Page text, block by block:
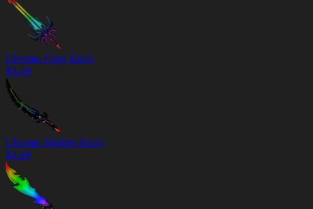
Chroma Fang Knife
$3.49
Chroma Slasher Knife
$4.69